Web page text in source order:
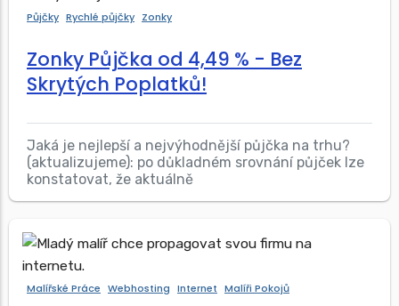
Půjčky Rychlé půjčky Zonky
Zonky Půjčka od 4,49 % - Bez
Skrytých Poplatků!
Jaká je nejlepší a nejvýhodnější půjčka na trhu?
(aktualizujeme): po důkladném srovnání půjček lze
konstatovat, že aktuálně
Malířské Práce Webhosting Internet Malíři Pokojů